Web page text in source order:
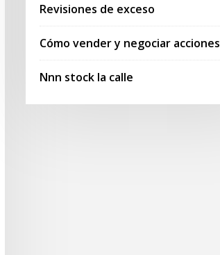
Revisiones de exceso
Cómo vender y negociar acciones
Nnn stock la calle